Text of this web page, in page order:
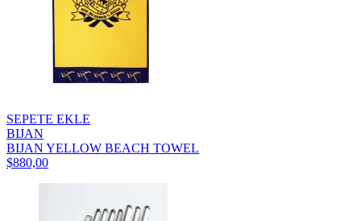
SEPETE EKLE
BIJAN
BIJAN YELLOW BEACH TOWEL
$880,00